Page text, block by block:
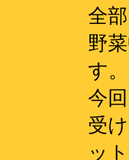
全
野
す。
今
受
ッ